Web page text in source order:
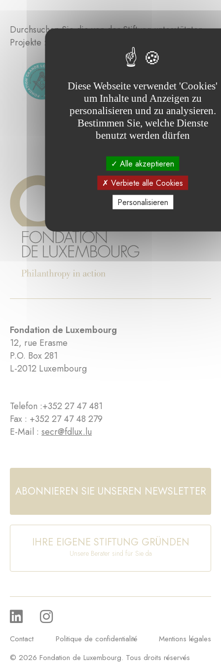
Durchsuchen Sie die von der Stiftung unterstützten
Projekte :
Fondation de Luxembourg
12, rue Erasme
P.O. Box 281
L-2012 Luxembourg
Telefon :+352 27 47 481
Fax : +352 27 47 48 279
E-Mail : secr@fdlux.lu
ABONNIEREN SIE UNSEREN NEWSLETTER
IHRE EIGENE STIFTUNG GRÜNDEN
Unsere Berater sind für Sie da
Contact Politique de confidentialité
Mentions légales
© 2026 Fondation de Luxembourg. Tous droits réservés
Diese Webseite verwendet 'Cookies'
um Inhalte und Anzeigen zu
personalisieren und zu analysieren.
Bestimmen Sie, welche Dienste
benutzt werden dürfen
Alle akzeptieren
Verbiete alle Cookies
Personalisieren